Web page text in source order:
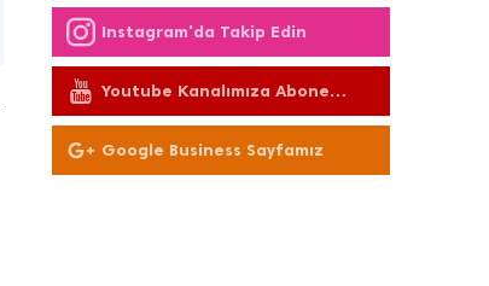
Instagram'da Takip Edin
Youtube Kanalımıza Abone
Olun
Google Business Sayfamız